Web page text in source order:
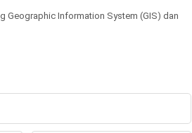
Geographic Information System (GIS) dan